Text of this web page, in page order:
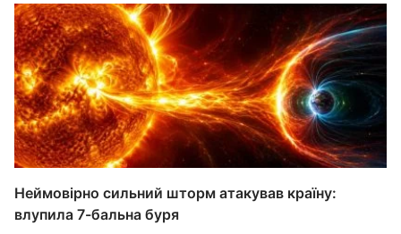
Неймовірно сильний шторм атакував країну:
влупила 7-бальна буря